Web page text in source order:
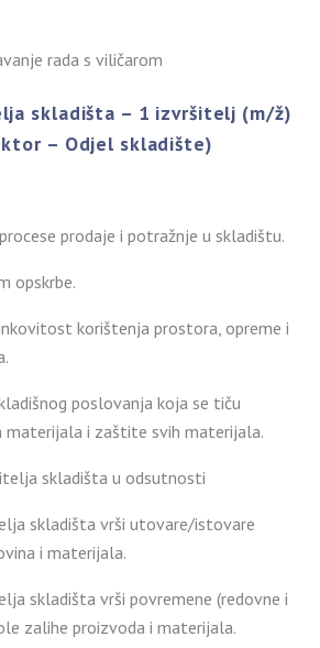
rada s viličarom
skladišta – 1 izvršitelj (m/ž)
– Odjel skladište)
prodaje i potražnje u skladištu.
opskrbe.
korištenja prostora, opreme i
poslovanja koja se tiču
materijala i zaštite svih materijala.
skladišta u odsutnosti
skladišta vrši utovare/istovare
i materijala.
skladišta vrši povremene (redovne i
zalihe proizvoda i materijala.